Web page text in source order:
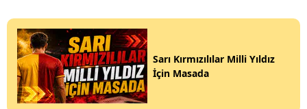
Sarı Kırmızılılar Milli Yıldız
İçin Masada